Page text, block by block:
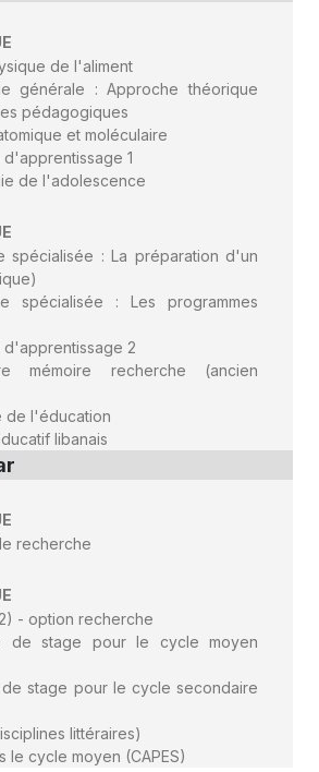
de l'aliment
générale : Approche théorique
pédagogiques
et moléculaire
d'apprentissage 1
de l'adolescence
spécialisée : La préparation d'un
spécialisée : Les programmes
d'apprentissage 2
mémoire recherche (ancien
de l'éducation
libanais
recherche
- option recherche
de stage pour le cycle moyen
de stage pour le cycle secondaire
littéraires)
le cycle moyen (CAPES)